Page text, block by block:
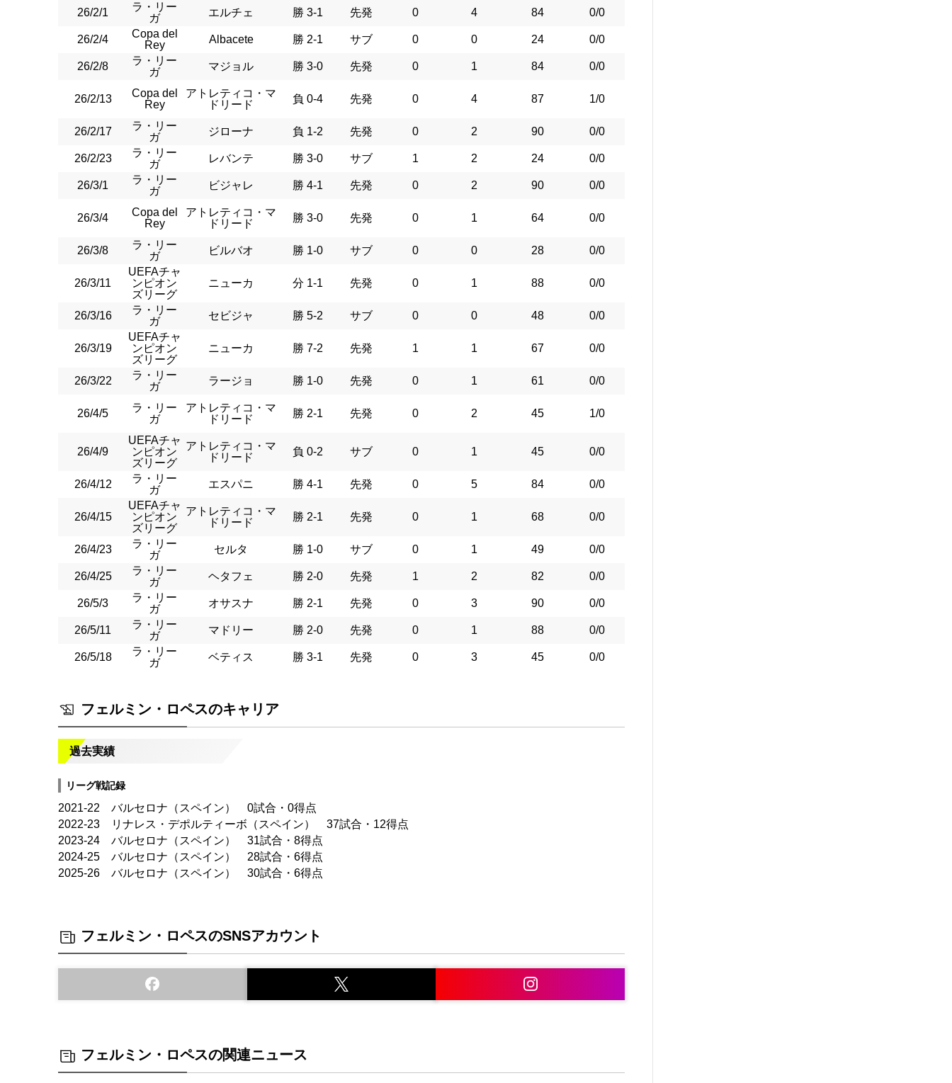
26/2/1
ラ・リー
ガ
エルチェ 勝 3-1 先発 0 4 84 0/0
26/2/4
Copa del
Rey
Albacete 勝 2-1 サブ 0 0 24 0/0
26/2/8
ラ・リー
ガ
マジョル 勝 3-0 先発 0 1 84 0/0
26/2/13
Copa del
Rey
アトレティコ・マ
ドリード
負 0-4 先発 0 4 87 1/0
26/2/17
ラ・リー
ガ
ジローナ 負 1-2 先発 0 2 90 0/0
26/2/23
ラ・リー
ガ
レバンテ 勝 3-0 サブ 1 2 24 0/0
26/3/1
ラ・リー
ガ
ビジャレ 勝 4-1 先発 0 2 90 0/0
26/3/4
Copa del
Rey
アトレティコ・マ
ドリード
勝 3-0 先発 0 1 64 0/0
26/3/8
ラ・リー
ガ
ビルバオ 勝 1-0 サブ 0 0 28 0/0
26/3/11
UEFAチャ
ンピオン
ズリーグ
ニューカ 分 1-1 先発 0 1 88 0/0
26/3/16
ラ・リー
ガ
セビジャ 勝 5-2 サブ 0 0 48 0/0
26/3/19
UEFAチャ
ンピオン
ズリーグ
ニューカ 勝 7-2 先発 1 1 67 0/0
26/3/22
ラ・リー
ガ
ラージョ 勝 1-0 先発 0 1 61 0/0
26/4/5
ラ・リー
ガ
アトレティコ・マ
ドリード
勝 2-1 先発 0 2 45 1/0
26/4/9
UEFAチャ
ンピオン
ズリーグ
アトレティコ・マ
ドリード
負 0-2 サブ 0 1 45 0/0
26/4/12
ラ・リー
ガ
エスパニ 勝 4-1 先発 0 5 84 0/0
26/4/15
UEFAチャ
ンピオン
ズリーグ
アトレティコ・マ
ドリード
勝 2-1 先発 0 1 68 0/0
26/4/23
ラ・リー
ガ
セルタ 勝 1-0 サブ 0 1 49 0/0
26/4/25
ラ・リー
ガ
ヘタフェ 勝 2-0 先発 1 2 82 0/0
26/5/3
ラ・リー
ガ
オサスナ 勝 2-1 先発 0 3 90 0/0
26/5/11
ラ・リー
ガ
マドリー 勝 2-0 先発 0 1 88 0/0
26/5/18
ラ・リー
ガ
ベティス 勝 3-1 先発 0 3 45 0/0
フェルミン・ロペスのキャリア
過去実績
リーグ戦記録
2021-22 バルセロナ（スペイン） 0試合・0得点
2022-23 リナレス・デポルティーボ（スペイン） 37試合・12得点
2023-24 バルセロナ（スペイン） 31試合・8得点
2024-25 バルセロナ（スペイン） 28試合・6得点
2025-26 バルセロナ（スペイン） 30試合・6得点
フェルミン・ロペスのSNSアカウント
フェルミン・ロペスの関連ニュース